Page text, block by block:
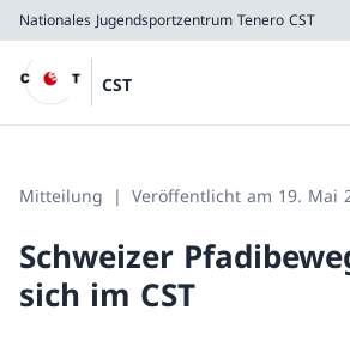
Nationales Jugendsportzentrum Tenero CST
CST
CST
Mitteilung Veröffentlicht am 19. Mai
Schweizer
sich im CST